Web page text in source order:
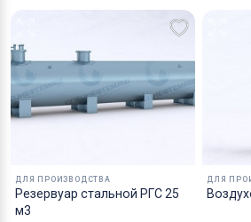
трубопроводная арматура,
назначения, резервуарная техника
ДЛЯ ПРОИЗВОДСТВА
Резервуар стальной РГС 25
м3
ДЛЯ